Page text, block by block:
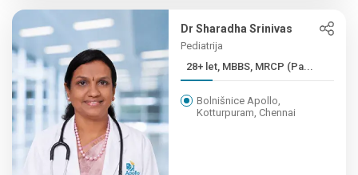
Dr Sharadha Srinivas
Pediatrija
28+ let, MBBS, MRCP (Pa...
Bolnišnice Apollo,
Kotturpuram, Chennai